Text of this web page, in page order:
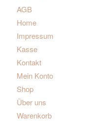
AGB
Home
Impressum
Kasse
Kontakt
Mein Konto
Shop
Über uns
Warenkorb